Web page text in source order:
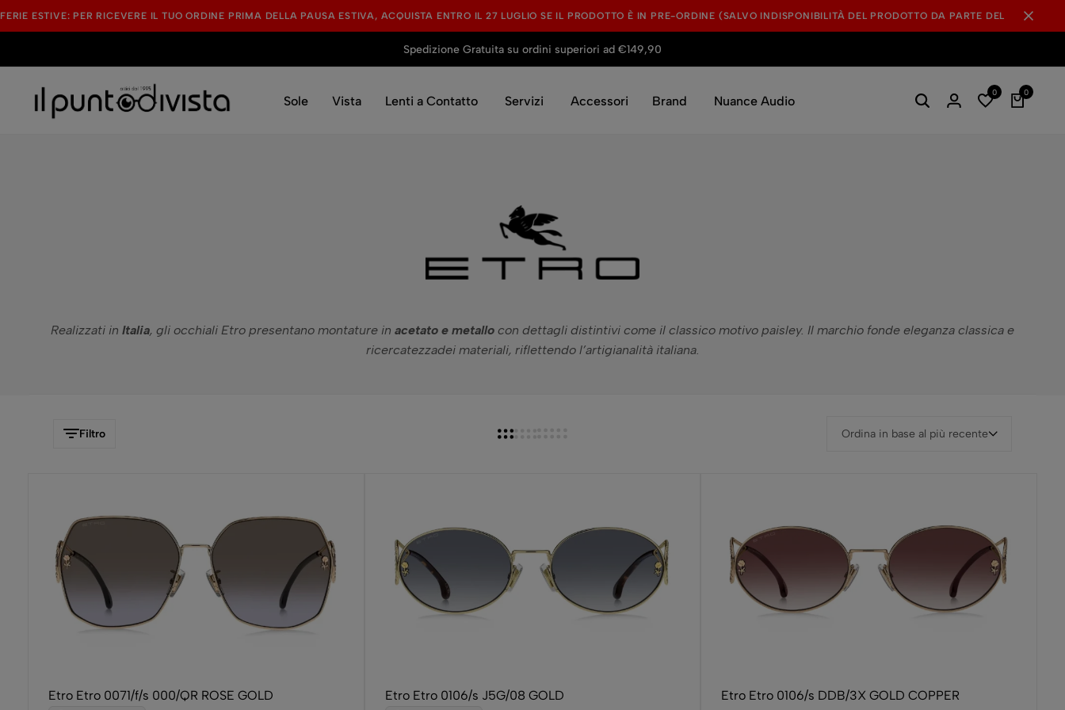
FERIE ESTIVE: PER RICEVERE IL TUO ORDINE PRIMA DELLA PAUSA ESTIVA, ACQUISTA ENTRO IL 27 LUGLIO SE IL PRODOTTO È IN PRE-ORDINE (SALVO INDISPONIBILITÀ DEL PRODOTTO DA PARTE DEL
Spedizione Gratuita su ordini superiori ad €149,90
Sole Vista Lenti a Contatto Servizi Accessori Brand Nuance Audio
0 0
Realizzati in Italia, gli occhiali Etro presentano montature in acetato e metallo con dettagli distintivi come il classico motivo paisley. Il marchio fonde eleganza classica e
ricercatezzadei materiali, riflettendo l’artigianalità italiana.
Filtro Ordina in base al più recente
Etro Etro 0071/f/s 000/QR ROSE GOLD Etro Etro 0106/s J5G/08 GOLD Etro Etro 0106/s DDB/3X GOLD COPPER